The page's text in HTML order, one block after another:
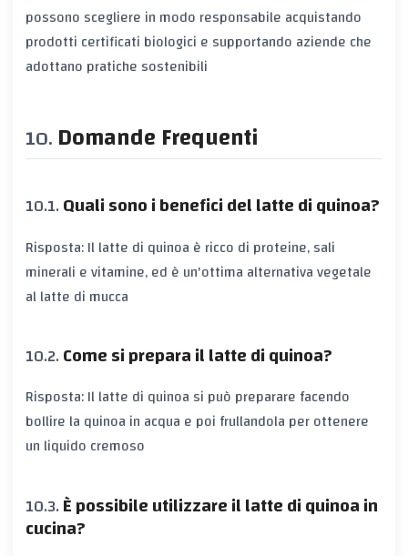
possono scegliere in modo responsabile acquistando
prodotti certificati biologici e supportando aziende che
adottano pratiche sostenibili
Domande Frequenti
Quali sono i benefici del latte di quinoa?
Risposta: Il latte di quinoa è ricco di proteine, sali
minerali e vitamine, ed è un'ottima alternativa vegetale
al latte di mucca
Come si prepara il latte di quinoa?
Risposta: Il latte di quinoa si può preparare facendo
bollire la quinoa in acqua e poi frullandola per ottenere
un liquido cremoso
È possibile utilizzare il latte di quinoa in
cucina?